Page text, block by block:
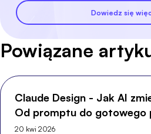
Dowiedz się
Powiązane
Claude Design - Jak AI
Od promptu do gotowego
20 kwi 2026